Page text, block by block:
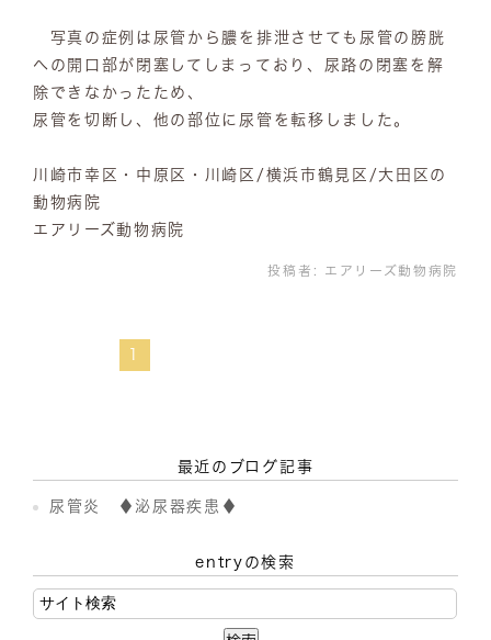
写真の症例は尿管から膿を排泄させても尿管の膀胱
への開口部が閉塞してしまっており、尿路の閉塞を解
除できなかったため、
尿管を切断し、他の部位に尿管を転移しました。
川崎市幸区・中原区・川崎区/横浜市鶴見区/大田区の
動物病院
エアリーズ動物病院
投稿者: エアリーズ動物病院
最近のブログ記事
尿管炎 ♦泌尿器疾患♦
entryの検索